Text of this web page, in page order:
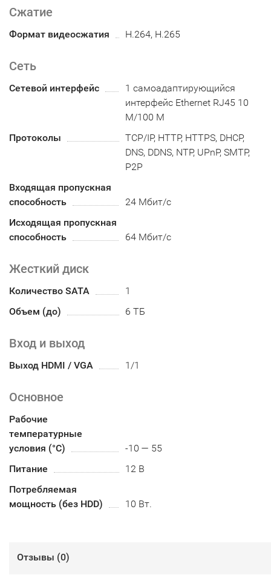
Сжатие
Формат видеосжатия H.264, H.265
Сеть
Сетевой интерфейс
1 самоадаптирующийся
интерфейс Ethernet RJ45 10
M/100 M
Протоколы
TCP/IP, HTTP, HTTPS, DHCP,
DNS, DDNS, NTP, UPnP, SMTP,
P2P
Входящая пропускная
способность
24 Мбит/с
Исходящая пропускная
способность
64 Мбит/с
Жесткий диск
Количество SATA
1
Объем (до)
6 ТБ
Вход и выход
Выход HDMI / VGA 1/1
Основное
Рабочие
температурные
условия (°С)
-10 — 55
Питание
12 В
Потребляемая
мощность (без HDD)
10 Вт.
Отзывы (0)